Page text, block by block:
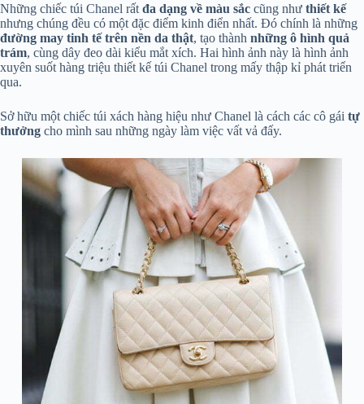
Những chiếc túi Chanel rất đa dạng về màu sắc cũng như thiết kế
nhưng chúng đều có một đặc điểm kinh điển nhất. Đó chính là những
đường may tinh tế trên nền da thật, tạo thành những ô hình quả
trám, cùng dây đeo dài kiểu mắt xích. Hai hình ảnh này là hình ảnh
xuyên suốt hàng triệu thiết kế túi Chanel trong mấy thập kỉ phát triển
qua.
Sở hữu một chiếc túi xách hàng hiệu như Chanel là cách các cô gái tự
thưởng cho mình sau những ngày làm việc vất vả đấy.